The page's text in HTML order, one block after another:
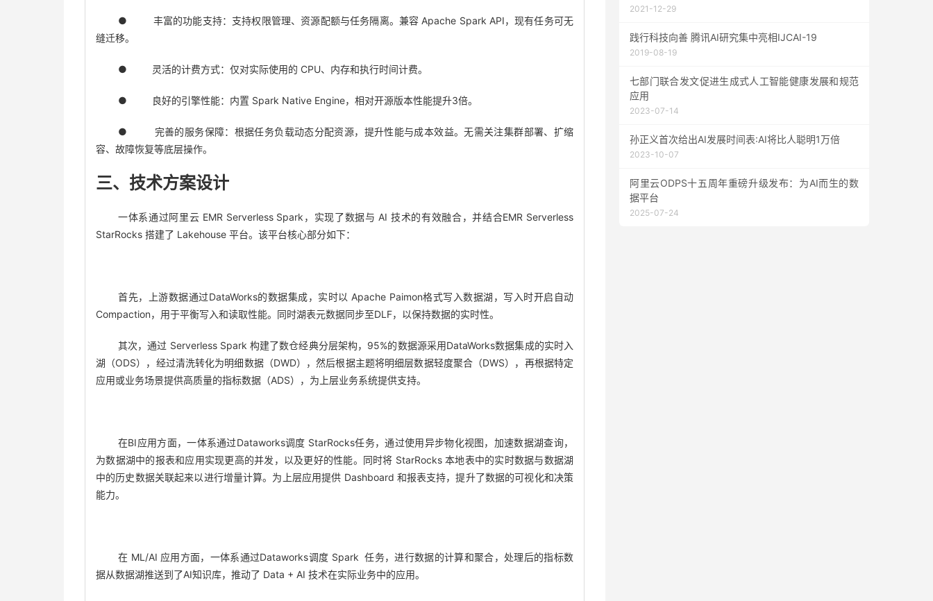
● 丰富的功能支持：支持权限管理、资源配额与任务隔离。兼容 Apache Spark API，现有任务可无
缝迁移。
● 灵活的计费方式：仅对实际使用的 CPU、内存和执行时间计费。
● 良好的引擎性能：内置 Spark Native Engine，相对开源版本性能提升3倍。
● 完善的服务保障：根据任务负载动态分配资源，提升性能与成本效益。无需关注集群部署、扩缩
容、故障恢复等底层操作。
三、技术方案设计
一体系通过阿里云 EMR Serverless Spark，实现了数据与 AI 技术的有效融合，并结合EMR Serverless
StarRocks 搭建了 Lakehouse 平台。该平台核心部分如下：
首先，上游数据通过DataWorks的数据集成，实时以 Apache Paimon格式写入数据湖，写入时开启自动
Compaction，用于平衡写入和读取性能。同时湖表元数据同步至DLF，以保持数据的实时性。
其次，通过 Serverless Spark 构建了数仓经典分层架构，95%的数据源采用DataWorks数据集成的实时入
湖（ODS），经过清洗转化为明细数据（DWD），然后根据主题将明细层数据轻度聚合（DWS），再根据特定
应用或业务场景提供高质量的指标数据（ADS），为上层业务系统提供支持。
在BI应用方面，一体系通过Dataworks调度 StarRocks任务，通过使用异步物化视图，加速数据湖查询，
为数据湖中的报表和应用实现更高的并发，以及更好的性能。同时将 StarRocks 本地表中的实时数据与数据湖
中的历史数据关联起来以进行增量计算。为上层应用提供 Dashboard 和报表支持，提升了数据的可视化和决策
能力。
在 ML/AI 应用方面，一体系通过Dataworks调度 Spark 任务，进行数据的计算和聚合，处理后的指标数
据从数据湖推送到了AI知识库，推动了 Data + AI 技术在实际业务中的应用。
2021-12-29
践行科技向善 腾讯AI研究集中亮相IJCAI-19
2019-08-19
七部门联合发文促进生成式人工智能健康发展和规范
应用
2023-07-14
孙正义首次给出AI发展时间表:AI将比人聪明1万倍
2023-10-07
阿里云ODPS十五周年重磅升级发布：为AI而生的数
据平台
2025-07-24